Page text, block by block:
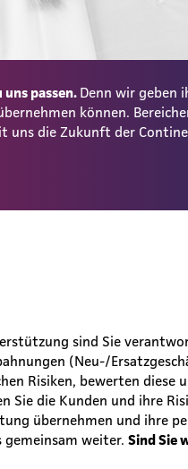
passen.Denn wir geben
können.
die Zukunft der
sind Sie
(Neu-/
Risiken, bewerten diese
Sie die Kunden und ihre
übernehmen und ihre
weiter. Sind Sie